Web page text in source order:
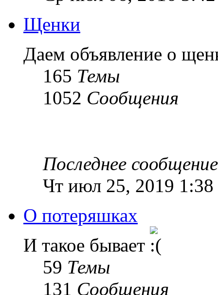
Щенки
Даем объявление о
165 Темы
1052 Сообщения
Последнее сообщение
Чт июл 25, 2019 1:38
О потеряшках
И такое бывает
59 Темы
131 Сообщения